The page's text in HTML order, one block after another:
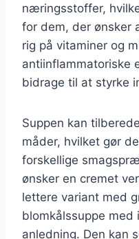
næringsstoffer,
for dem, der ønsker
rig på vitaminer og
antiinflammatoriske
bidrage til at styrke
Suppen kan
måder, hvilket gør
forskellige
ønsker en cremet
lettere variant med
blomkålssuppe
anledning. Den kan